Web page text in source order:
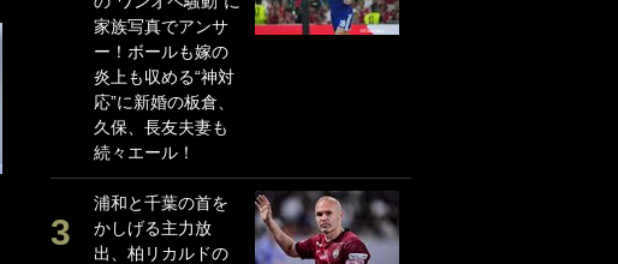
家族写真でアンサ
ー！ボールも嫁の
炎上も収める“神対
応”に新婚の板倉、
久保、長友夫妻も
続々エール！
浦和と千葉の首を
かしげる主力放
出、柏リカルドの